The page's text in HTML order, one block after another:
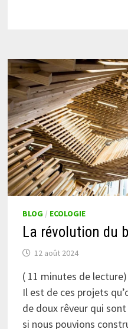
BLOG / ECOLOGIE
La révolution du
12 août 2024
( 11 minutes de lecture)
Il est de ces projets
de doux rêveur qui
si nous pouvions